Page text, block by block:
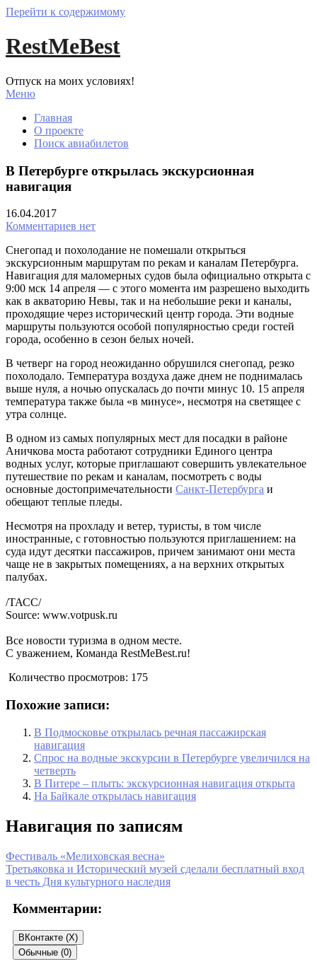
Перейти к содержимому
RestMeBest
Отпуск на моих условиях!
Меню
Главная
О проекте
Поиск авиабилетов
В Петербурге открылась экскурсионная
навигация
16.04.2017
Комментариев нет
Снегопад и похолодание не помешали открыться
экскурсионным маршрутам по рекам и каналам Петербурга.
Навигация для маломерных судов была официально открыта с
9:00 мск 14 апреля — с этого момента им разрешено выходить
как в акваторию Невы, так и на небольшие реки и каналы,
проходящие через исторический центр города. Эти водные
маршруты пользуются особой популярностью среди гостей
города, особенно в сезон белых ночей.
В четверг на город неожиданно обрушился снегопад, резко
похолодало. Температура воздуха даже днем не поднималась
выше нуля, а ночью опускалась до почти минус 10. 15 апреля
температура также была «в минусе», несмотря на светящее с
утра солнце.
В одном из самых популярных мест для посадки в районе
Аничкова моста работают сотрудники Единого центра
водных услуг, которые приглашают совершить увлекательное
путешествие по рекам и каналам, посмотреть с воды
основные достопримечательности Санкт-Петербурга и
обещают теплые пледы.
Несмотря на прохладу и ветер, туристы, в том числе
иностранные, с готовностью пользуются приглашением: на
суда идут десятки пассажиров, причем занимают они места
чаще не в закрытых помещениях, а на верхних открытых
палубах.
/ТАСС/
Source: www.votpusk.ru
Все новости туризма в одном месте.
С уважением, Команда RestMeBest.ru!
Количество просмотров: 175
Похожие записи:
В Подмосковье открылась речная пассажирская
навигация
Спрос на водные экскурсии в Петербурге увеличился на
четверть
В Питере – плыть: экскурсионная навигация открыта
На Байкале открылась навигация
Навигация по записям
Фестиваль «Мелиховская весна»
Третьяковка и Исторический музей сделали бесплатный вход
в честь Дня культурного наследия
Комментарии:
ВКонтакте (X)
Обычные (0)